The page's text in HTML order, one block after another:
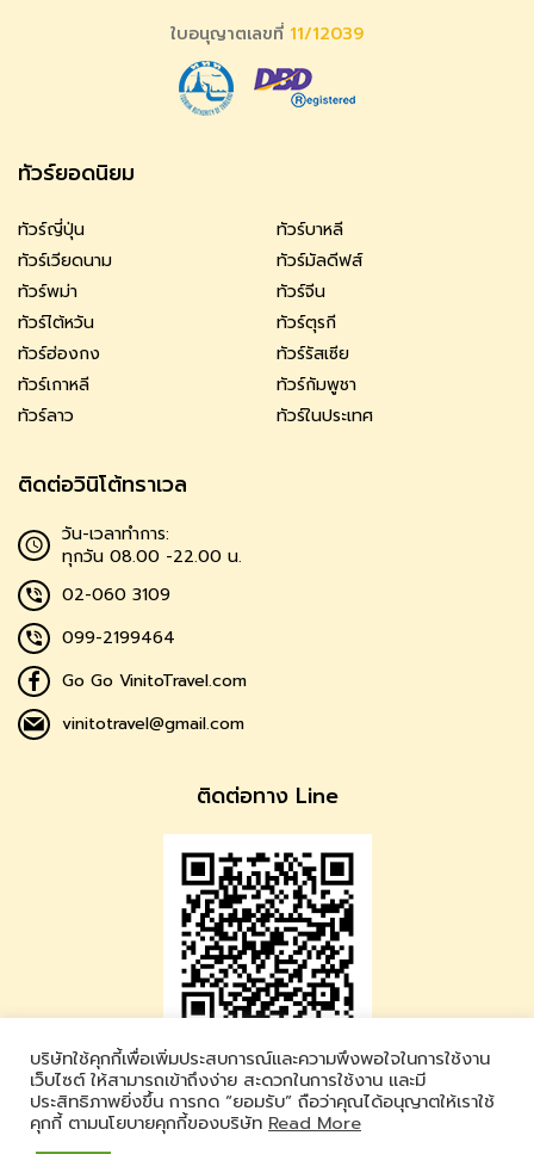
บริษัทใช้คุกกี้เพื่อเพิ่มประสบการณ์และความพึงพอใจในการใช้งาน
เว็บไซต์ ให้สามารถเข้าถึงง่าย สะดวกในการใช้งาน และมี
ประสิทธิภาพยิ่งขึ้น การกด “ยอมรับ” ถือว่าคุณได้อนุญาตให้เราใช้
คุกกี้ ตามนโยบายคุกกี้ของบริษัท Read More
ใบอนุญาตเลขที่ 11/12039
ทัวร์ยอดนิยม
ทัวร์ญี่ปุ่น
ทัวร์บาหลี
ทัวร์เวียดนาม
ทัวร์มัลดีฟส์
ทัวร์พม่า
ทัวร์จีน
ทัวร์ไต้หวัน
ทัวร์ตุรกี
ทัวร์ฮ่องกง
ทัวร์รัสเซีย
ทัวร์เกาหลี
ทัวร์กัมพูชา
ทัวร์ลาว
ทัวร์ในประเทศ
ติดต่อวินิโต้ทราเวล
วัน-เวลาทำการ:
ทุกวัน 08.00 -22.00 น.
02-060 3109
099-2199464
Go Go VinitoTravel.com
vinitotravel@gmail.com
ติดต่อทาง Line
Vinito Travel
LINE ID : @vinitotravel